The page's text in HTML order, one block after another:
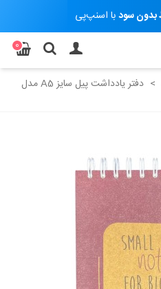
با اسنپ‌پی
0
>
دفتر یادداشت پیل سایز A5 مدل